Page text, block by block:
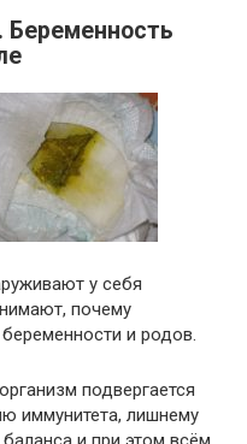
у себя
почему
и родов.
подвергается
иммунитета, лишнему